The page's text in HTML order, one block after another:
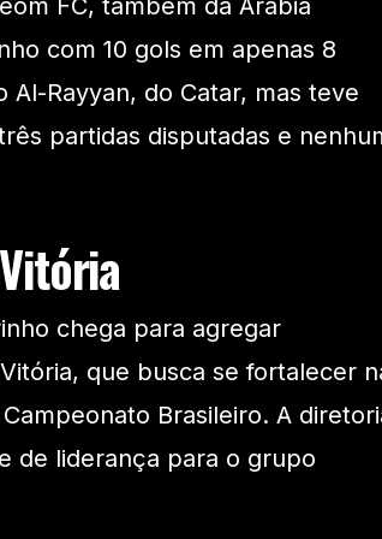
FC, também da Arábia
com 10 gols em apenas 8
Al-Rayyan, do Catar, mas teve
partidas disputadas e
chega para agregar
que busca se fortalecer
Brasileiro. A
de liderança para o grupo